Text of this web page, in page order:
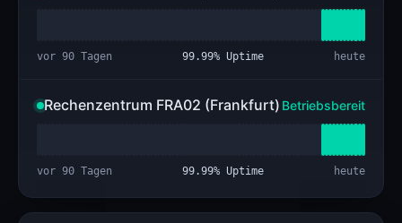
vor 90 Tagen 99.99% Uptime heute
Rechenzentrum FRA02 (Frankfurt) Betriebsbereit
vor 90 Tagen 99.99% Uptime heute